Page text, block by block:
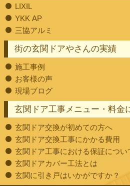
街の玄関ドアやさんの実績
施工事例
お客様の声
現場ブログ
玄関ドア工事メニュー・料金
玄関ドア交換が初めての方へ
玄関ドア交換工事にかかる費用
玄関ドア工事における保証につい
玄関ドアカバー工法とは
玄関に引き戸はいかがですか？
LIXIL
YKK AP
三協アルミ